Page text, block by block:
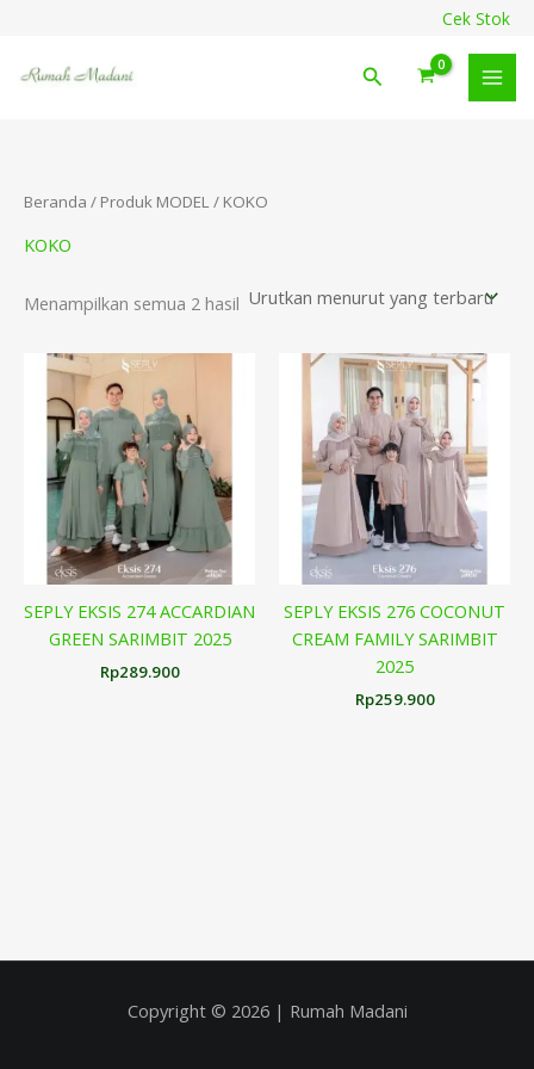
konten
Cek Stok
Cari
Beranda / Produk MODEL / KOKO
KOKO
Menampilkan semua 2 hasil
SEPLY EKSIS 274 ACCARDIAN
GREEN SARIMBIT 2025
Rp289.900
SEPLY EKSIS 276 COCONUT
CREAM FAMILY SARIMBIT
2025
Rp259.900
Copyright © 2026 | Rumah Madani